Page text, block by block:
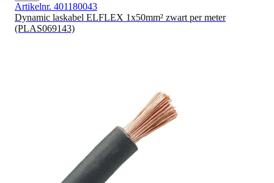
Artikelnr. 401180043
Dynamic laskabel ELFLEX 1x50mm² zwart per meter
(PLAS069143)